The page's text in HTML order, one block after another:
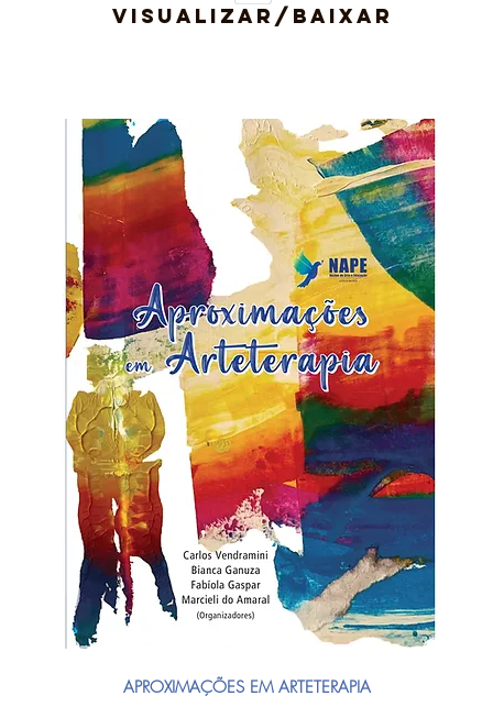
VISUALIZAR/BAIXAR
APROXIMAÇÕES EM ARTETERAPIA